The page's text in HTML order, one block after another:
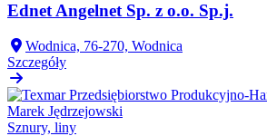
Ednet Angelnet Sp. z o.o. Sp.j.
Wodnica, 76-270, Wodnica
Szczegóły
Sznury, liny